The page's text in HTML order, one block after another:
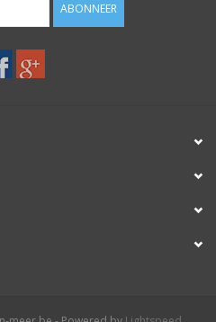
ABONNEER